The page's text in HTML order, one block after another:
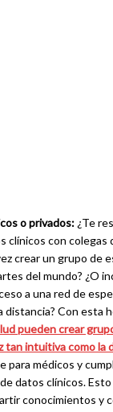
o privados:¿Te
clínicos con colegas
crear un grupo de
del mundo? ¿O
a una red de
distancia? Con esta
pueden crear
tan intuitiva como la
para médicos y
datos clínicos.
conocimientos y